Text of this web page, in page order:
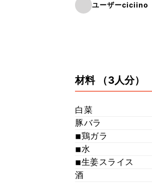
ユーザーciciino
材料 （3人分）
白菜
豚バラ
◾︎鶏ガラ
◾︎水
◾︎生姜スライス
酒